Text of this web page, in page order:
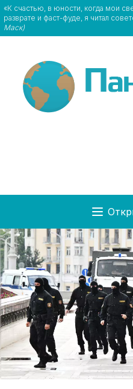
«К счастью, в юноcти, когда мои
разврате и фаст-фуде, я читал
Маск)